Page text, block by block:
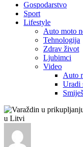
Gospodarstvo
Sport
Lifestyle
Auto moto
Tehnologija
Zdrav život
Ljubimci
Video
Auto
Uradi